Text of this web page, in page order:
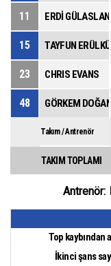
11 ERDİ GÜLASLAN
15 TAYFUN ERÜLKÜ
23 CHRIS EVANS
48 GÖRKEM DOĞAN
Takım / Antrenör
TAKIM TOPLAMI
Antrenör:
İkinci şans